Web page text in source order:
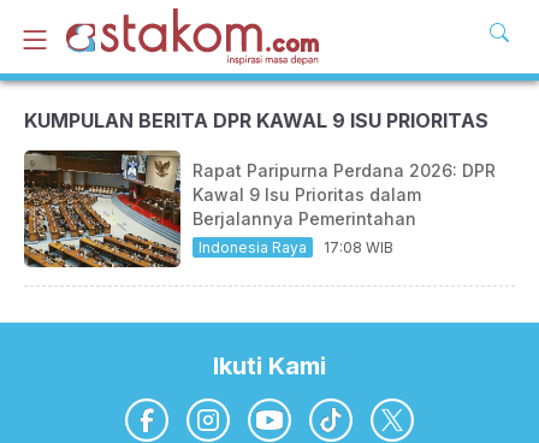
KUMPULAN BERITA DPR KAWAL 9 ISU PRIORITAS
Rapat Paripurna Perdana 2026: DPR
Kawal 9 Isu Prioritas dalam
Berjalannya Pemerintahan
Indonesia Raya 17:08 WIB
Ikuti Kami